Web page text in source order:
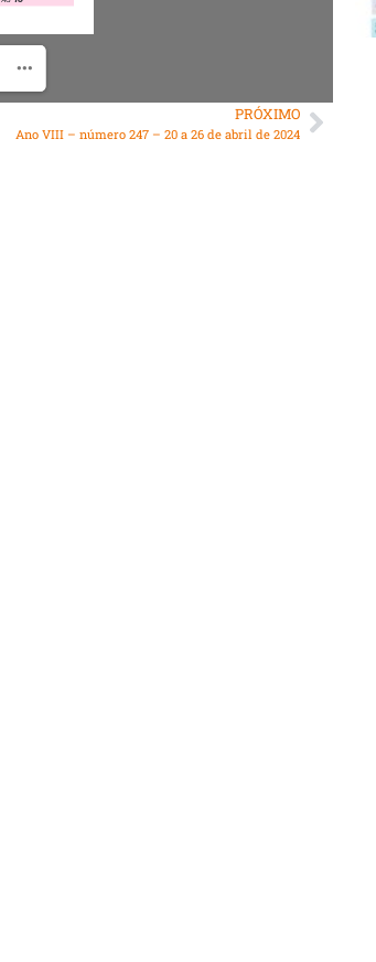
PRÓXIMO
Ano VIII – número 247 – 20 a 26 de abril de 2024